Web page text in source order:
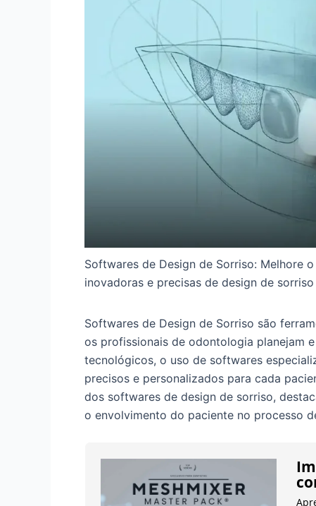
Softwares de Design de Sorriso: Melhore
inovadoras e precisas de design de
Softwares de Design de Sorriso são
os profissionais de odontologia planejam
tecnológicos, o uso de softwares
precisos e personalizados para cada
dos softwares de design de sorriso,
o envolvimento do paciente no processo